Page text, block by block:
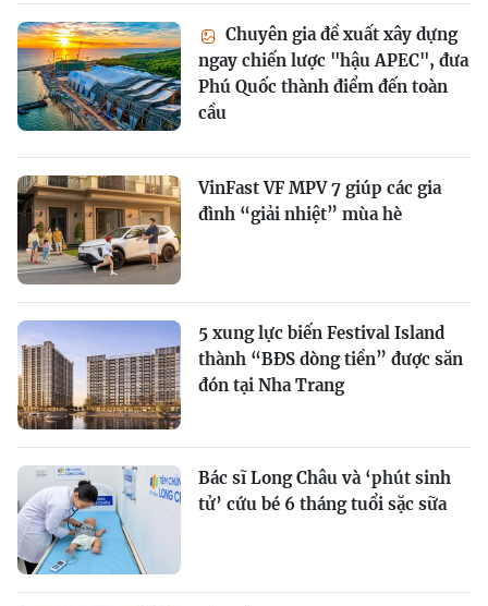
Chuyên gia đề xuất xây dựng
ngay chiến lược "hậu APEC", đưa
Phú Quốc thành điểm đến toàn
cầu
VinFast VF MPV 7 giúp các gia
đình “giải nhiệt” mùa hè
5 xung lực biến Festival Island
thành “BĐS dòng tiền” được săn
đón tại Nha Trang
Bác sĩ Long Châu và ‘phút sinh
tử’ cứu bé 6 tháng tuổi sặc sữa